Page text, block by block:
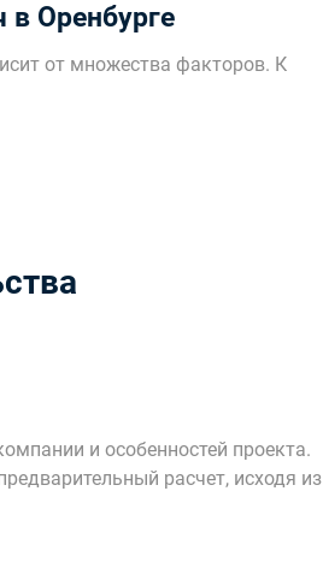
Оренбурге
от множества факторов. К
и особенностей проекта.
расчет, исходя из